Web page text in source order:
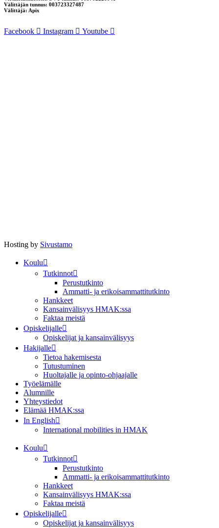
Välittäjän tunnus: 003723327487
Välittäjä: Apix
Facebook Instagram Youtube
Hosting by Sivustamo
Koulu
Tutkinnot
Perustutkinto
Ammatti- ja erikoisammattitutkinto
Hankkeet
Kansainvälisyys HMAK:ssa
Faktaa meistä
Opiskelijalle
Opiskelijat ja kansainvälisyys
Hakijalle
Tietoa hakemisesta
Tutustuminen
Huoltajalle ja opinto-ohjaajalle
Työelämälle
Alumnille
Yhteystiedot
Elämää HMAK:ssa
In English
International mobilities in HMAK
Koulu
Tutkinnot
Perustutkinto
Ammatti- ja erikoisammattitutkinto
Hankkeet
Kansainvälisyys HMAK:ssa
Faktaa meistä
Opiskelijalle
Opiskelijat ja kansainvälisyys